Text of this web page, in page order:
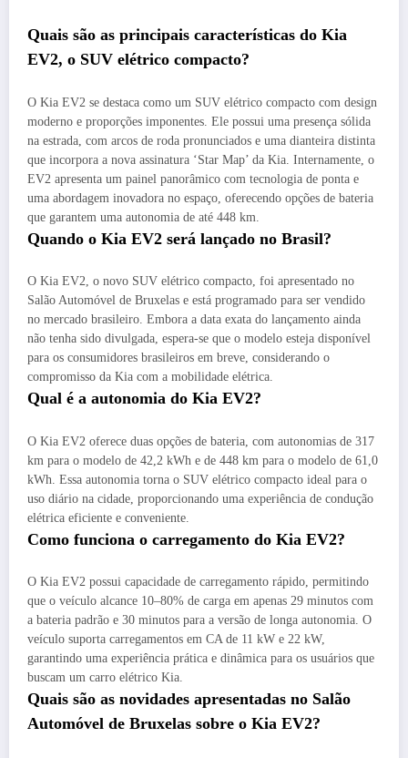
Quais são as principais características do Kia
EV2, o SUV elétrico compacto?
O Kia EV2 se destaca como um SUV elétrico compacto com design
moderno e proporções imponentes. Ele possui uma presença sólida
na estrada, com arcos de roda pronunciados e uma dianteira distinta
que incorpora a nova assinatura ‘Star Map’ da Kia. Internamente, o
EV2 apresenta um painel panorâmico com tecnologia de ponta e
uma abordagem inovadora no espaço, oferecendo opções de bateria
que garantem uma autonomia de até 448 km.
Quando o Kia EV2 será lançado no Brasil?
O Kia EV2, o novo SUV elétrico compacto, foi apresentado no
Salão Automóvel de Bruxelas e está programado para ser vendido
no mercado brasileiro. Embora a data exata do lançamento ainda
não tenha sido divulgada, espera-se que o modelo esteja disponível
para os consumidores brasileiros em breve, considerando o
compromisso da Kia com a mobilidade elétrica.
Qual é a autonomia do Kia EV2?
O Kia EV2 oferece duas opções de bateria, com autonomias de 317
km para o modelo de 42,2 kWh e de 448 km para o modelo de 61,0
kWh. Essa autonomia torna o SUV elétrico compacto ideal para o
uso diário na cidade, proporcionando uma experiência de condução
elétrica eficiente e conveniente.
Como funciona o carregamento do Kia EV2?
O Kia EV2 possui capacidade de carregamento rápido, permitindo
que o veículo alcance 10–80% de carga em apenas 29 minutos com
a bateria padrão e 30 minutos para a versão de longa autonomia. O
veículo suporta carregamentos em CA de 11 kW e 22 kW,
garantindo uma experiência prática e dinâmica para os usuários que
buscam um carro elétrico Kia.
Quais são as novidades apresentadas no Salão
Automóvel de Bruxelas sobre o Kia EV2?